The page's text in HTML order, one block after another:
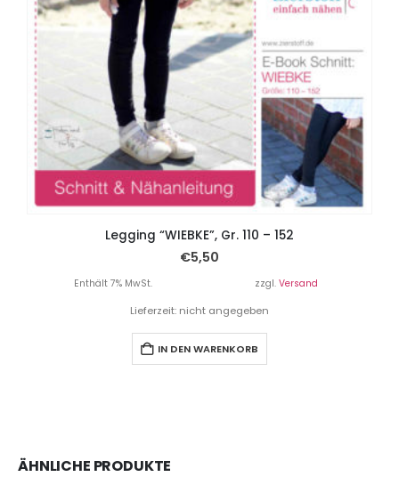
Legging “WIEBKE”, Gr. 110 – 152
€5,50
Enthält 7% MwSt. zzgl. Versand
Lieferzeit: nicht angegeben
IN DEN WARENKORB
ÄHNLICHE PRODUKTE